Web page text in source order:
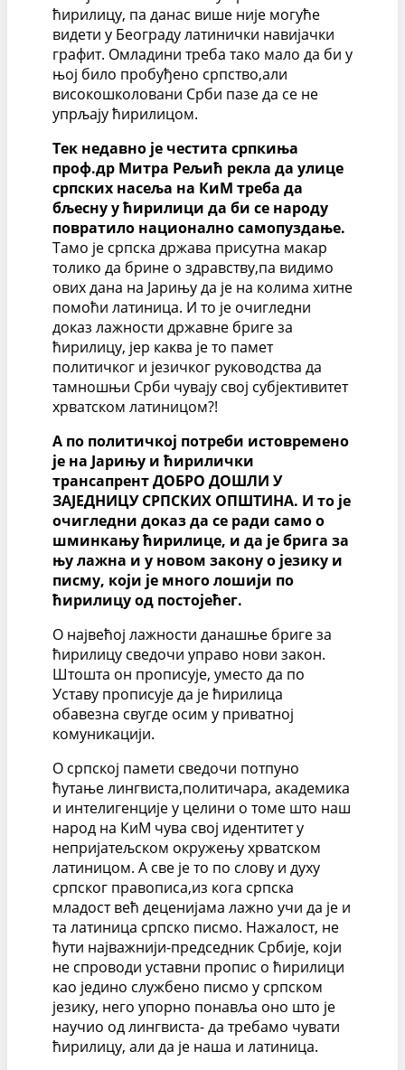
ћирилицу, па данас више није могуће
видети у Београду латинички навијачки
графит. Омладини треба тако мало да би у
њој било пробуђено српство,али
високошколовани Срби пазе да се не
упрљају ћирилицом.
Тек недавно је честита српкиња
проф.др Митра Рељић рекла да улице
српских насеља на КиМ треба да
бљесну у ћирилици да би се народу
повратило национално самопуздање.
Тамо је српска држава присутна макар
толико да брине о здравству,па видимо
ових дана на Јарињу да је на колима хитне
помоћи латиница. И то је очигледни
доказ лажности државне бриге за
ћирилицу, јер каква је то памет
политичког и језичког руководства да
тамношњи Срби чувају свој субјективитет
хрватском латиницом?!
А по политичкој потреби истовремено
је на Јарињу и ћирилички
трансапрент ДОБРО ДОШЛИ У
ЗАЈЕДНИЦУ СРПСКИХ ОПШТИНА. И то је
очигледни доказ да се ради само о
шминкању ћирилице, и да је брига за
њу лажна и у новом закону о језику и
писму, који је много лошији по
ћирилицу од постојећег.
О највећој лажности данашње бриге за
ћирилицу сведочи управо нови закон.
Штошта он прописује, уместо да по
Уставу прописује да је ћирилица
обавезна свугде осим у приватној
комуникацији.
О српској памети сведочи потпуно
ћутање лингвиста,политичара, академика
и интелигенције у целини о томе што наш
народ на КиМ чува свој идентитет у
непријатељском окружењу хрватском
латиницом. А све је то по слову и духу
српског правописа,из кога српска
младост већ деценијама лажно учи да је и
та латиница српско писмо. Нажалост, не
ћути најважнији-председник Србије, који
не спроводи уставни пропис о ћирилици
као једино службено писмо у српском
језику, него упорно понавља оно што је
научио од лингвиста- да требамо чувати
ћирилицу, али да је наша и латиница.